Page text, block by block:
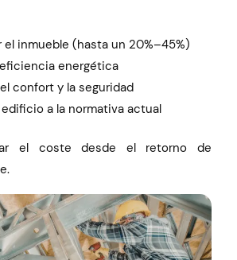
el inmueble (hasta un 20%–45%)
energética
confort y la seguridad
a la normativa actual
el coste desde el retorno de